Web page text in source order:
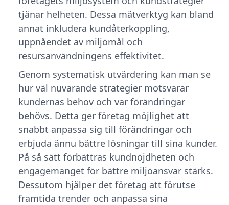
tjänar helheten. Dessa mätverktyg kan bland
annat inkludera kundåterkoppling,
uppnåendet av miljömål och
resursanvändningens effektivitet.
Genom systematisk utvärdering kan man se
hur väl nuvarande strategier motsvarar
kundernas behov och var förändringar
behövs. Detta ger företag möjlighet att
snabbt anpassa sig till förändringar och
erbjuda ännu bättre lösningar till sina kunder.
På så sätt förbättras kundnöjdheten och
engagemanget för bättre miljöansvar stärks.
Dessutom hjälper det företag att förutse
framtida trender och anpassa sina